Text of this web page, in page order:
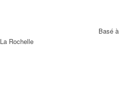
Basé à
La Rochelle